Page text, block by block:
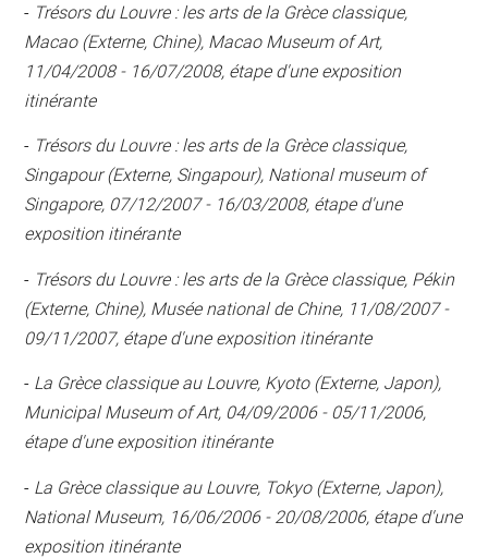
- Trésors du Louvre : les arts de la Grèce classique,
Macao (Externe, Chine), Macao Museum of Art,
11/04/2008 - 16/07/2008, étape d'une exposition
itinérante
- Trésors du Louvre : les arts de la Grèce classique,
Singapour (Externe, Singapour), National museum of
Singapore, 07/12/2007 - 16/03/2008, étape d'une
exposition itinérante
- Trésors du Louvre : les arts de la Grèce classique, Pékin
(Externe, Chine), Musée national de Chine, 11/08/2007 -
09/11/2007, étape d'une exposition itinérante
- La Grèce classique au Louvre, Kyoto (Externe, Japon),
Municipal Museum of Art, 04/09/2006 - 05/11/2006,
étape d'une exposition itinérante
- La Grèce classique au Louvre, Tokyo (Externe, Japon),
National Museum, 16/06/2006 - 20/08/2006, étape d'une
exposition itinérante